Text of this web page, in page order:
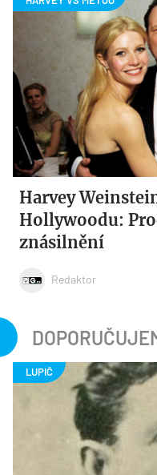
Harvey
Hollywoodu:
znásilnění
Redaktor